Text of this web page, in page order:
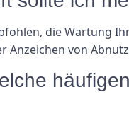
die Wartung
Anzeichen von